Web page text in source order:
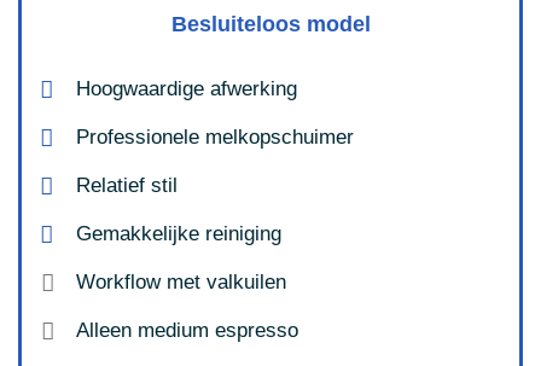
Besluiteloos model
Hoogwaardige afwerking
Professionele melkopschuimer
Relatief stil
Gemakkelijke reiniging
Workflow met valkuilen
Alleen medium espresso